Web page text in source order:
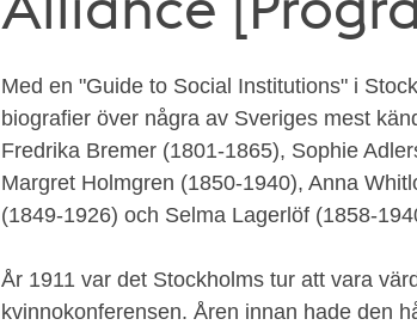
Med en "Guide to Social Institutions" i
biografier över några av Sveriges mest
Fredrika Bremer (1801-1865), Sophie
Margret Holmgren (1850-1940), Anna
(1849-1926) och Selma Lagerlöf (1858-
År 1911 var det Stockholms tur att vara
kvinnokonferensen. Åren innan hade den